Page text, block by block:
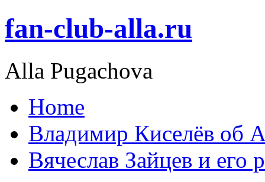
fan-club-alla.ru
Alla Pugachova
Home
Владимир Киселёв об
Вячеслав Зайцев и его